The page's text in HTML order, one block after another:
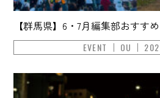
【群馬県】6・7月編集部おすす
EVENT OU